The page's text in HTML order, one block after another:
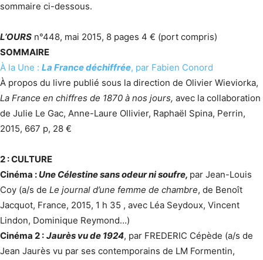
sommaire ci-dessous.
L’OURS n°448, mai 2015, 8 pages 4 € (port compris)
SOMMAIRE
À la Une : La France déchiffrée, par Fabien Conord
À propos du livre publié sous la direction de Olivier Wieviorka,
La France en chiffres de 1870 à nos jours, avec la collaboration
de Julie Le Gac, Anne-Laure Ollivier, Raphaël Spina, Perrin,
2015, 667 p, 28 €
2 : CULTURE
Cinéma : Une Célestine sans odeur ni soufre, par Jean-Louis
Coy (a/s de Le journal d’une femme de chambre, de Benoît
Jacquot, France, 2015, 1 h 35 , avec Léa Seydoux, Vincent
Lindon, Dominique Reymond…)
Cinéma 2 : Jaurès vu de 1924, par FREDERIC Cépède (a/s de
Jean Jaurès vu par ses contemporains de LM Formentin,